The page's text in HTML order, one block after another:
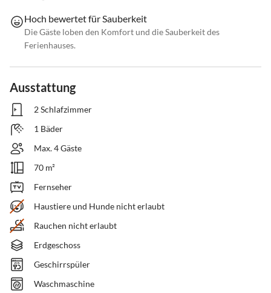
Hoch bewertet für Sauberkeit
Die Gäste loben den Komfort und die Sauberkeit des
Ferienhauses.
Ausstattung
2 Schlafzimmer
1 Bäder
Max. 4 Gäste
70 m²
Fernseher
Haustiere und Hunde nicht erlaubt
Rauchen nicht erlaubt
Erdgeschoss
Geschirrspüler
Waschmaschine